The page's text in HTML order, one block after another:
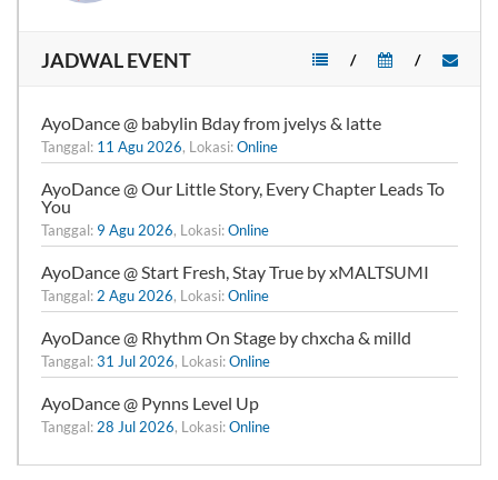
JADWAL EVENT /
/
AyoDance @ babylin Bday from jvelys & latte
Tanggal: 11 Agu 2026, Lokasi:Online
AyoDance @ Our Little Story, Every Chapter Leads To
You
Tanggal: 9 Agu 2026, Lokasi:Online
AyoDance @ Start Fresh, Stay True by xMALTSUMI
Tanggal: 2 Agu 2026, Lokasi:Online
AyoDance @ Rhythm On Stage by chxcha & milld
Tanggal:31 Jul 2026, Lokasi:Online
AyoDance @ Pynns Level Up
Tanggal: 28 Jul 2026, Lokasi:Online